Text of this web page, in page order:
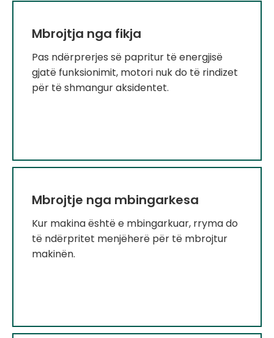
Mbrojtja nga fikja
Pas ndërprerjes së papritur të energjisë
gjatë funksionimit, motori nuk do të rindizet
për të shmangur aksidentet.
Mbrojtje nga mbingarkesa
Kur makina është e mbingarkuar, rryma do
të ndërpritet menjëherë për të mbrojtur
makinën.